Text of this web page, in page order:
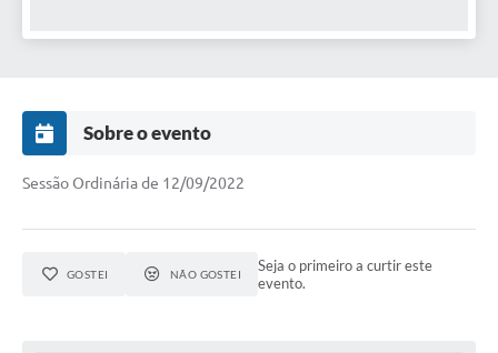
Sobre o evento
Sessão Ordinária de 12/09/2022
GOSTEI NÃO GOSTEI
Seja o primeiro a curtir este
evento.